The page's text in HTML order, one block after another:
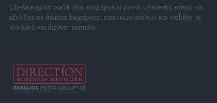
Εξειδικευμένο portal που ενημερώνει για τις τελευταίες τάσεις και
εξελίξεις σε θέματα διαχείρισης εταιρικών στόλων και mobility σε
ελληνικό και διεθνές επίπεδο.